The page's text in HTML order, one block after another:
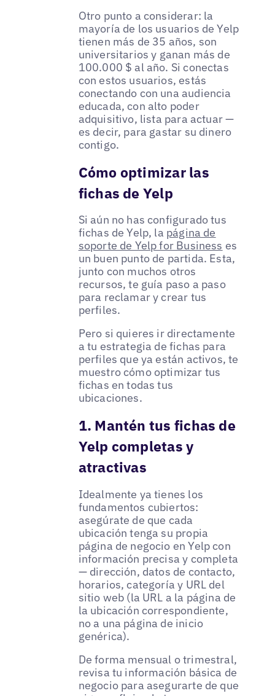
Otro punto a considerar: la
mayoría de los usuarios de Yelp
tienen más de 35 años, son
universitarios y ganan más de
100.000 $ al año. Si conectas
con estos usuarios, estás
conectando con una audiencia
educada, con alto poder
adquisitivo, lista para actuar —
es decir, para gastar su dinero
contigo.
Cómo optimizar las
fichas de Yelp
Si aún no has configurado tus
fichas de Yelp, la página de
soporte de Yelp for Business es
un buen punto de partida. Esta,
junto con muchos otros
recursos, te guía paso a paso
para reclamar y crear tus
perfiles.
Pero si quieres ir directamente
a tu estrategia de fichas para
perfiles que ya están activos, te
muestro cómo optimizar tus
fichas en todas tus
ubicaciones.
1. Mantén tus fichas de
Yelp completas y
atractivas
Idealmente ya tienes los
fundamentos cubiertos:
asegúrate de que cada
ubicación tenga su propia
página de negocio en Yelp con
información precisa y completa
— dirección, datos de contacto,
horarios, categoría y URL del
sitio web (la URL a la página de
la ubicación correspondiente,
no a una página de inicio
genérica).
De forma mensual o trimestral,
revisa tu información básica de
negocio para asegurarte de que